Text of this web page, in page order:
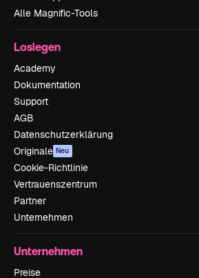
Alle Magnific-Tools
Loslegen
Academy
Dokumentation
Support
AGB
Datenschutzerklärung
Originale Neu
Cookie-Richtlinie
Vertrauenszentrum
Partner
Unternehmen
Unternehmen
Preise